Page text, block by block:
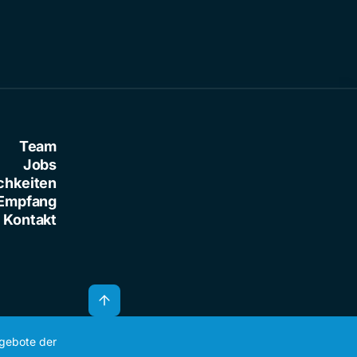
Team
Jobs
Kontakt
der